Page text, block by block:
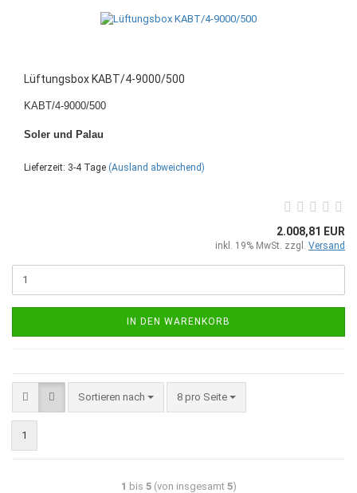
Lüftungsbox KABT/4-9000/500
KABT/4-9000/500
Soler und Palau
Lieferzeit: 3-4 Tage (Ausland abweichend)
2.008,81 EUR
inkl. 19% MwSt. zzgl. Versand
IN DEN WARENKORB
Sortieren nach 8 pro Seite
1
1 bis 5(von insgesamt 5)